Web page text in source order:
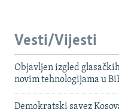
Vesti/Vijesti
Objavljen izgled
novim tehnologijama u
Demokratski savez